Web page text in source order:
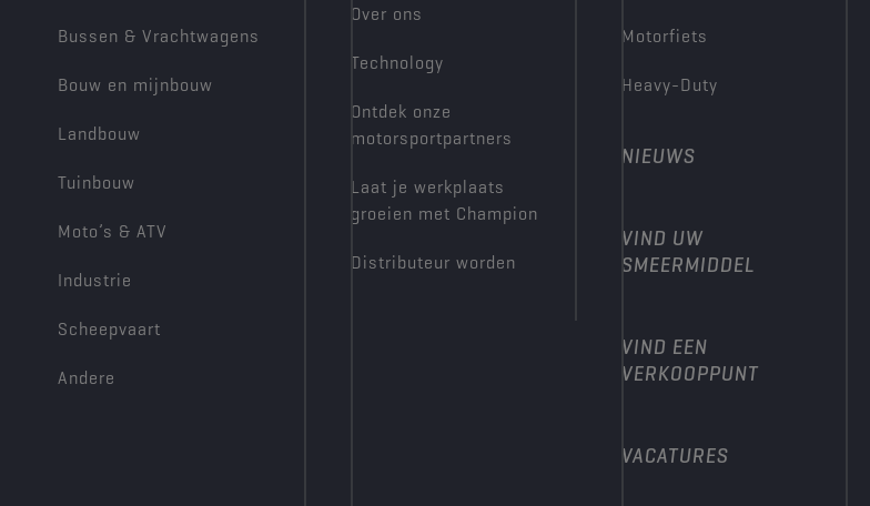
Bussen & Vrachtwagens
Bouw en mijnbouw
Landbouw
Tuinbouw
Moto’s & ATV
Industrie
Scheepvaart
Andere
Over ons
Technology
Ontdek onze
motorsportpartners
Laat je werkplaats
groeien met Champion
Distributeur worden
Motorfiets
Heavy-Duty
NIEUWS
VIND UW
SMEERMIDDEL
VIND EEN
VERKOOPPUNT
VACATURES